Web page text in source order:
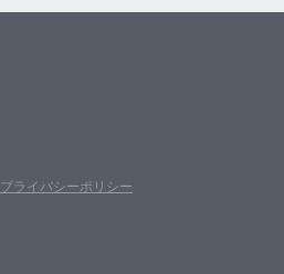
プライバシーポリシー